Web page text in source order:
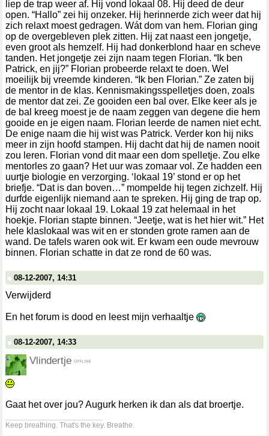
liep de trap weer af. Hij vond lokaal 08. Hij deed de deur
open. “Hallo” zei hij onzeker. Hij herinnerde zich weer dat hij
zich relaxt moest gedragen. Wát dom van hem. Florian ging
op de overgebleven plek zitten. Hij zat naast een jongetje,
even groot als hemzelf. Hij had donkerblond haar en scheve
tanden. Het jongetje zei zijn naam tegen Florian. “Ik ben
Patrick, en jij?” Florian probeerde relaxt te doen. Wel
moeilijk bij vreemde kinderen. “Ik ben Florian.” Ze zaten bij
de mentor in de klas. Kennismakingsspelletjes doen, zoals
de mentor dat zei. Ze gooiden een bal over. Elke keer als je
de bal kreeg moest je de naam zeggen van degene die hem
gooide en je eigen naam. Florian leerde de namen niet echt.
De enige naam die hij wist was Patrick. Verder kon hij niks
meer in zijn hoofd stampen. Hij dacht dat hij de namen nooit
zou leren. Florian vond dit maar een dom spelletje. Zou elke
mentorles zo gaan? Het uur was zomaar vol. Ze hadden een
uurtje biologie en verzorging. ‘lokaal 19’ stond er op het
briefje. “Dat is dan boven…” mompelde hij tegen zichzelf. Hij
durfde eigenlijk niemand aan te spreken. Hij ging de trap op.
Hij zocht naar lokaal 19. Lokaal 19 zat helemaal in het
hoekje. Florian stapte binnen. “Jeetje, wat is het hier wit.” Het
hele klaslokaal was wit en er stonden grote ramen aan de
wand. De tafels waren ook wit. Er kwam een oude mevrouw
binnen. Florian schatte in dat ze rond de 60 was.
08-12-2007, 14:31
Verwijderd
En het forum is dood en leest mijn verhaaltje
08-12-2007, 14:33
Vlindertje
Gaat het over jou? Augurk herken ik dan als dat broertje.
Keep breathing. That's the key. Breathe.